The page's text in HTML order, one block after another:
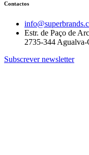
Contactos
Estr. de Paço de
2735-344 Agualva-
Subscrever newsletter